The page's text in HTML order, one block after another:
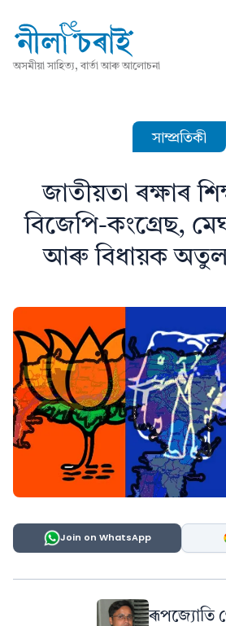
অসমীয়া সাহিত্য, বাৰ্তা আৰু আলোচনা
সাম্প্ৰতিকী
জাতীয়তা ৰক্ষাৰ
বিজেপি-কংগ্ৰেছ,
আৰু বিধায়ক অতুল
Join on WhatsApp
ৰূপজ্যোতি